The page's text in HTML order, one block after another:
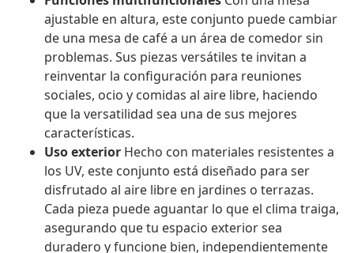
ajustable en altura, este conjunto puede cambiar
de una mesa de café a un área de comedor sin
problemas. Sus piezas versátiles te invitan a
reinventar la configuración para reuniones
sociales, ocio y comidas al aire libre, haciendo
que la versatilidad sea una de sus mejores
características.
Uso exterior Hecho con materiales resistentes a
los UV, este conjunto está diseñado para ser
disfrutado al aire libre en jardines o terrazas.
Cada pieza puede aguantar lo que el clima traiga,
asegurando que tu espacio exterior sea
duradero y funcione bien, independientemente